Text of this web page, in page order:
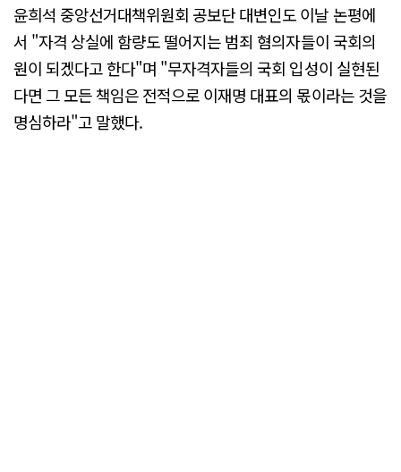
윤희석 중앙선거대책위원회 공보단 대변인도 이날 논평에
서 "자격 상실에 함량도 떨어지는 범죄 혐의자들이 국회의
원이 되겠다고 한다"며 "무자격자들의 국회 입성이 실현된
다면 그 모든 책임은 전적으로 이재명 대표의 몫이라는 것을
명심하라"고 말했다.